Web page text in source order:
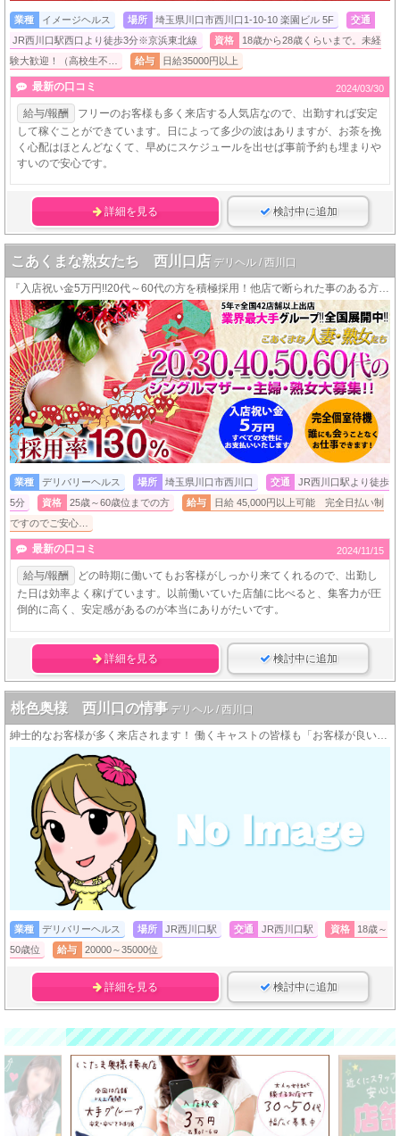
業種 イメージヘルス 場所 埼玉県川口市西川口1-10-10 楽園ビル 5F
交通
JR西川口駅西口より徒歩3分※京浜東北線
資格
18歳から28歳くらいまで。未経
験大歓迎！（高校生不…
給与 日給35000円以上
最新の口コミ 2024/03/30
給与/報酬
フリーのお客様も多く来店する人気店なので、出勤すれば安定
して稼ぐことができています。日によって多少の波はありますが、お茶を挽
く心配はほとんどなくて、早めにスケジュールを出せば事前予約も埋まりや
すいので安心です。
詳細を見る 検討中に追加
こあくまな熟女たち 西川口店 デリヘル / 西川口
『入店祝い金5万円!!20代～60代の方を積極採用！他店で断られた事のある方も大歓迎です！』
業種 デリバリーヘルス 場所 埼玉県川口市西川口 交通
JR西川口駅より徒歩
5分
資格 25歳～60歳位までの方 給与
日給 45,000円以上可能 完全日払い制
ですのでご安心…
最新の口コミ 2024/11/15
給与/報酬
どの時期に働いてもお客様がしっかり来てくれるので、出勤し
た日は効率よく稼げています。以前働いていた店舗に比べると、集客力が圧
倒的に高く、安定感があるのが本当にありがたいです。
詳細を見る 検討中に追加
桃色奥様 西川口の情事 デリヘル / 西川口
紳士的なお客様が多く来店されます！ 働くキャストの皆様も「お客様が良い人ばっかりだから続けられる♪」という方が大変多いんですよ！
業種 デリバリーヘルス 場所 JR西川口駅 交通 JR西川口駅 資格
18歳～
50歳位
給与 20000～35000位
詳細を見る 検討中に追加